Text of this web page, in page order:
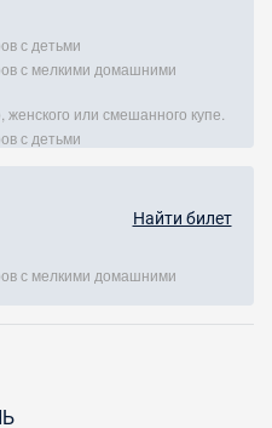
с детьми
с мелкими домашними
или смешанного купе.
с детьми
Найти билет
с мелкими домашними